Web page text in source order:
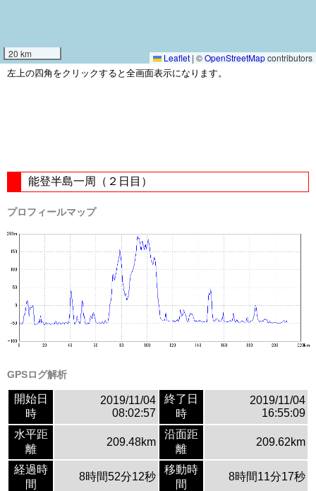
20 km Leaflet | ©OpenStreetMapcontributors
左上の四角をクリックすると全画面表示になります。
能登半島一周（２日目）
プロフィールマップ
GPSログ解析
開始日
時
2019/11/04
08:02:57
終了日
時
2019/11/04
16:55:09
水平距
離
209.48km
沿面距
離
209.62km
経過時
間
8時間52分12秒
移動時
間
8時間11分17秒